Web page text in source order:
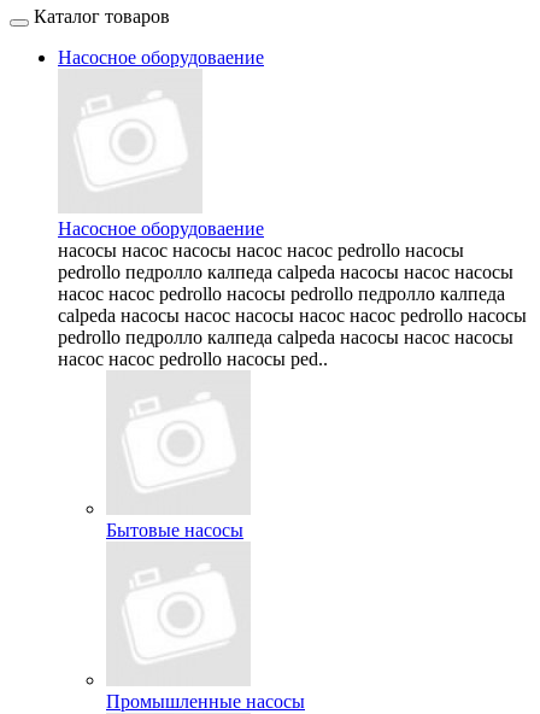
Каталог товаров
Насосное оборудоваение
Насосное оборудоваение
насосы насос насосы насос насос pedrollo насосы
pedrollo педролло калпеда calpeda насосы насос насосы
насос насос pedrollo насосы pedrollo педролло калпеда
calpeda насосы насос насосы насос насос pedrollo насосы
pedrollo педролло калпеда calpeda насосы насос насосы
насос насос pedrollo насосы ped..
Бытовые насосы
Промышленные насосы